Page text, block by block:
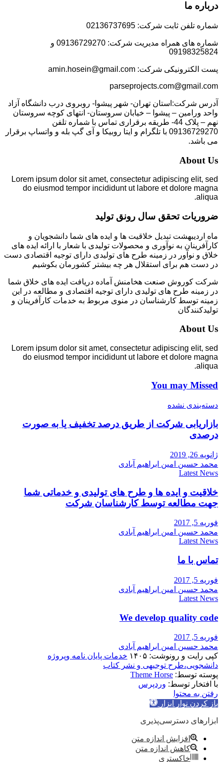
درباره ما
شماره تلفن ثابت شرکت: 02136737695
شماره های همراه مدیریت شرکت: 09136729270 و
09198325824
پست الکترونیکی شرکت: amin.hosein@gmail.com
parseprojects.com@gmail.com
آدرس شرکت:استان تهران- شهر پیشوا- روبروی درب دانشگاه آزاد
واحد ورامین – پیشوا – خیابان سروستان- انتهای کوچه سروستان
نهم – پلاک 44- طریقه برقراری تماس با شماره تلفن
09136729270 با تلگرام و ایتا روبیکا و آی گپ بله و واتساپ برقرار
می باشد.
About Us
Lorem ipsum dolor sit amet, consectetur adipiscing elit, sed
do eiusmod tempor incididunt ut labore et dolore magna
aliqua.
ضروریات تحقق سال رونق تولید
ماه اردیبهشت تبدیل خلاقیت ها و ایده های شما دانشجویان و
کارآفرینان به نوآوری و محصولات تولیدی با شعار با ارائه ایده های
خلاق و نوآور در زمینه طرح های تولیدی دارای توجیه اقتصادی دست
در دست هم برای استقلال هر چه بیشتر کشورمان بکوشیم
شرکت کوروش صنعت هخامنش آماده دریافت ایده های خلاق شما
در زمینه طرح های تولیدی دارای توجیه اقتصادی و مطالعه در این
زمینه توسط کارشناسان در منوی مربوط به خدمات کارآفرینان و
تولیدکنندگان
About Us
Lorem ipsum dolor sit amet, consectetur adipiscing elit, sed
do eiusmod tempor incididunt ut labore et dolore magna
aliqua.
You may Missed
دسته‌بندی نشده
بازاریابی شرکت از طریق درصد تخفیف یا به صورت
درصدی
ژانویه 26, 2019
محمد حسین امین ابراهیم آبادی
Latest News
خلاقیت و ایده ها و طرح های تولیدی و خدماتی شما
جهت مطالعه توسط کارشناسان شرکت
فوریه 5, 2017
محمد حسین امین ابراهیم آبادی
Latest News
تماس با ما
فوریه 5, 2017
محمد حسین امین ابراهیم آبادی
Latest News
We develop quality code
فوریه 5, 2017
محمد حسین امین ابراهیم آبادی
کپی رایت و رونوشت: ۱۴۰۵
خدمات پایان نامه وپروژه
دانشجویی،طرح توجیهی و نشر کتاب
پوسته توسط: Theme Horse
با افتخار توسط: وردپرس
رفتن به محتوا
باز کردن نوار ابزار
ابزارهای دسترسی‌پذیری
افزایش اندازه متن
کاهش اندازه متن
خاکستری